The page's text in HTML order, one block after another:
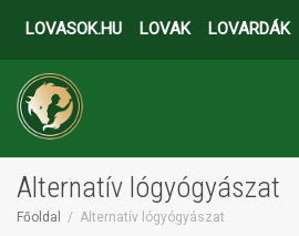
LOVASOK.HU LOVAK LOVARDÁK
Alternatív lógyógyászat
Főoldal Alternatív lógyógyászat